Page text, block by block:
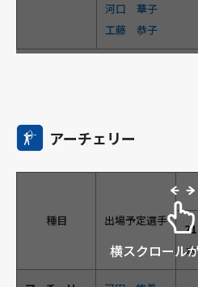
河口 華子
工藤 恭子
アーチェリー
種目 出場予定選手
21
水
横スクロール